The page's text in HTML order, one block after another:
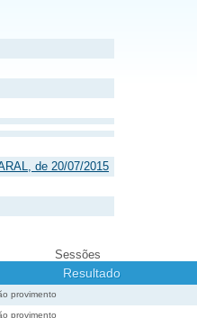
de 20/07/2015
Sessões
Resultado
provimento
provimento